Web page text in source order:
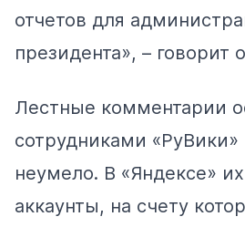
отчетов для
президента», – говорит
Лестные комментарии
сотрудниками «РуВики»
неумело. В «Яндексе» их
аккаунты, на счету